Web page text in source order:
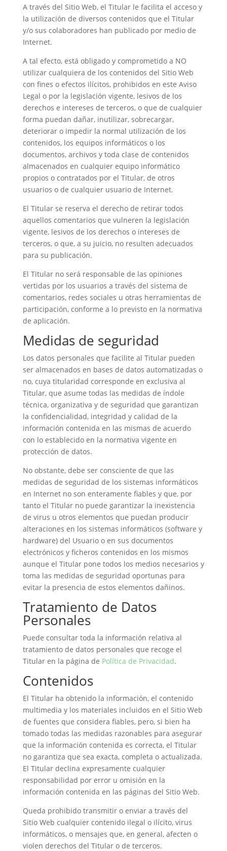
A través del Sitio Web, el Titular le facilita el acceso y
la utilización de diversos contenidos que el Titular
y/o sus colaboradores han publicado por medio de
Internet.
A tal efecto, está obligado y comprometido a NO
utilizar cualquiera de los contenidos del Sitio Web
con fines o efectos ilícitos, prohibidos en este Aviso
Legal o por la legislación vigente, lesivos de los
derechos e intereses de terceros, o que de cualquier
forma puedan dañar, inutilizar, sobrecargar,
deteriorar o impedir la normal utilización de los
contenidos, los equipos informáticos o los
documentos, archivos y toda clase de contenidos
almacenados en cualquier equipo informático
propios o contratados por el Titular, de otros
usuarios o de cualquier usuario de Internet.
El Titular se reserva el derecho de retirar todos
aquellos comentarios que vulneren la legislación
vigente, lesivos de los derechos o intereses de
terceros, o que, a su juicio, no resulten adecuados
para su publicación.
El Titular no será responsable de las opiniones
vertidas por los usuarios a través del sistema de
comentarios, redes sociales u otras herramientas de
participación, conforme a lo previsto en la normativa
de aplicación.
Medidas de seguridad
Los datos personales que facilite al Titular pueden
ser almacenados en bases de datos automatizadas o
no, cuya titularidad corresponde en exclusiva al
Titular, que asume todas las medidas de índole
técnica, organizativa y de seguridad que garantizan
la confidencialidad, integridad y calidad de la
información contenida en las mismas de acuerdo
con lo establecido en la normativa vigente en
protección de datos.
No obstante, debe ser consciente de que las
medidas de seguridad de los sistemas informáticos
en Internet no son enteramente fiables y que, por
tanto el Titular no puede garantizar la inexistencia
de virus u otros elementos que puedan producir
alteraciones en los sistemas informáticos (software y
hardware) del Usuario o en sus documentos
electrónicos y ficheros contenidos en los mismos
aunque el Titular pone todos los medios necesarios y
toma las medidas de seguridad oportunas para
evitar la presencia de estos elementos dañinos.
Tratamiento de Datos
Personales
Puede consultar toda la información relativa al
tratamiento de datos personales que recoge el
Titular en la página de Política de Privacidad.
Contenidos
El Titular ha obtenido la información, el contenido
multimedia y los materiales incluidos en el Sitio Web
de fuentes que considera fiables, pero, si bien ha
tomado todas las medidas razonables para asegurar
que la información contenida es correcta, el Titular
no garantiza que sea exacta, completa o actualizada.
El Titular declina expresamente cualquier
responsabilidad por error u omisión en la
información contenida en las páginas del Sitio Web.
Queda prohibido transmitir o enviar a través del
Sitio Web cualquier contenido ilegal o ilícito, virus
informáticos, o mensajes que, en general, afecten o
violen derechos del Titular o de terceros.